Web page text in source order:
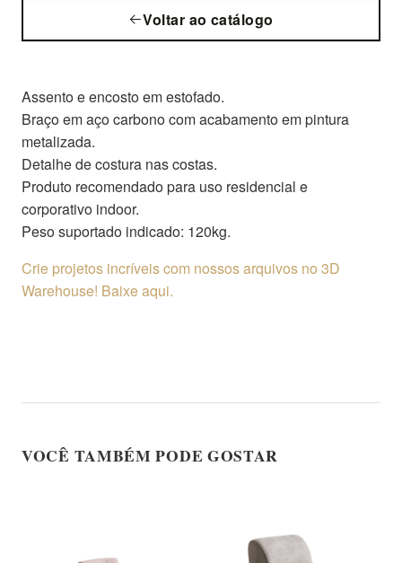
Voltar ao catálogo
Assento e encosto em estofado.
Braço em aço carbono com acabamento em pintura
metalizada.
Detalhe de costura nas costas.
Produto recomendado para uso residencial e
corporativo indoor.
Peso suportado indicado: 120kg.
Crie projetos incríveis com nossos arquivos no 3D
Warehouse! Baixe aqui.
VOCÊ TAMBÉM PODE GOSTAR